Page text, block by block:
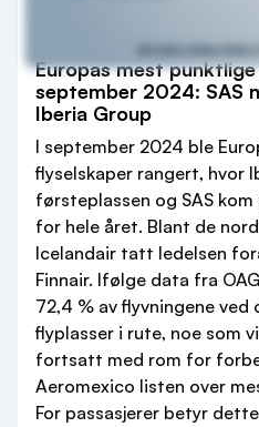
Europas mest
september 2024: SAS
Iberia Group
I september 2024 ble
flyselskaper rangert, hvor
førsteplassen og SAS
for hele året. Blant de
Icelandair tatt ledelsen
Finnair. Ifølge data fra
72,4 % av flyvningene ved
flyplasser i rute, noe som
fortsatt med rom for
Aeromexico listen over
For passasjerer betyr